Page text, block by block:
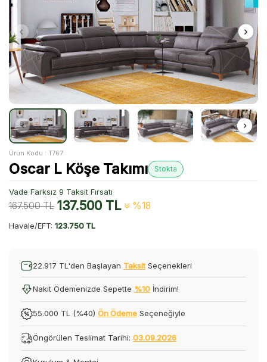
Ürün Kodu : T767
Oscar L Köşe Takımı Stokta
Vade Farksız 9 Taksit Fırsatı
167.500TL 137.500TL %18
Havale/EFT: 123.750 TL
22.917 TL'den Başlayan Taksit Seçenekleri
Nakit Ödemenizde Sepette %10 İndirim!
55.000 TL (%40) Ön Ödeme Seçeneğiyle
Öngörülen Teslimat Tarihi: 03.09.2026